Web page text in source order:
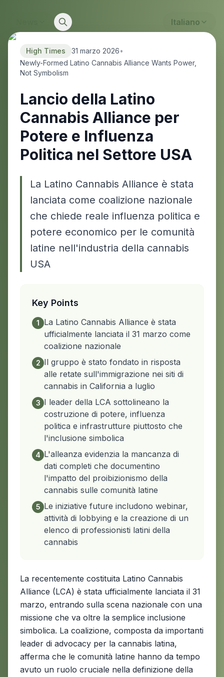
Italiano
High Times 31 marzo 2026•
Newly-Formed Latino Cannabis Alliance Wants Power,
Not Symbolism
Lancio della Latino
Cannabis Alliance per
Potere e Influenza
Politica nel Settore USA
La Latino Cannabis Alliance è stata
lanciata come coalizione nazionale
che chiede reale influenza politica e
potere economico per le comunità
latine nell'industria della cannabis
USA
Key Points
1
La Latino Cannabis Alliance è stata
ufficialmente lanciata il 31 marzo come
coalizione nazionale
2 Il gruppo è stato fondato in risposta
alle retate sull'immigrazione nei siti di
cannabis in California a luglio
3 I leader della LCA sottolineano la
costruzione di potere, influenza
politica e infrastrutture piuttosto che
l'inclusione simbolica
4 L'alleanza evidenzia la mancanza di
dati completi che documentino
l'impatto del proibizionismo della
cannabis sulle comunità latine
5 Le iniziative future includono webinar,
attività di lobbying e la creazione di un
elenco di professionisti latini della
cannabis
La recentemente costituita Latino Cannabis
Alliance (LCA) è stata ufficialmente lanciata il 31
marzo, entrando sulla scena nazionale con una
missione che va oltre la semplice inclusione
simbolica. La coalizione, composta da importanti
leader di advocacy per la cannabis latina,
afferma che le comunità latine hanno da tempo
avuto un ruolo cruciale nella definizione della